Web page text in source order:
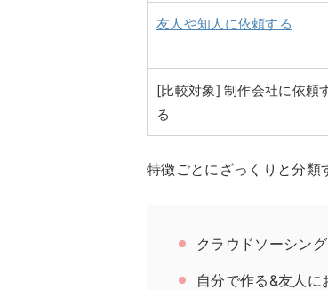
友人や知人に依頼する
[比較対象] 制作会社に依頼
る
特徴ごとにざっくりと分類
クラウドソーシン
自分で作る&友人